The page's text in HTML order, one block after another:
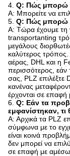
4. Q: Πώς μπορώ
Α: Μπορείτε να
5. Q: Πώς μπορώ
Α: Τώρα έχουμε τη
transportanting
μεγάλους
καλύτερος τρόπος.
αέρας, DHL και η
περισσότερος, εάν
σας, PLZ επιλέξτε
κανένας
έρχονται σε επαφή
6. Q: Εάν τα
εμφανίστηκαν,
Α: Αρχικά τα PLZ
σύμφωνα με το
είναι κοινά
δεν μπορεί να
σε επαφή με